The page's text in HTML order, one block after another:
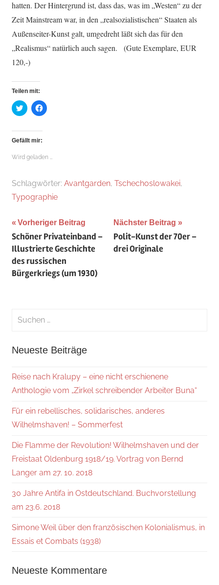
hatten. Der Hintergrund ist, dass das, was im „Westen“ zu der
Zeit Mainstream war, in den „realsozialistischen“ Staaten als
Außenseiter-Kunst galt, umgedreht läßt sich das für den
„Realismus“ natürlich auch sagen. (Gute Exemplare, EUR
120,-)
Teilen mit:
Klick,
um
zu
teilen
(Wird
neuem
Klick,
um
neuem
Gefällt mir:
Wird geladen …
Schlagwörter: Avantgarden, Tschechoslowakei,
Typographie
Beitragsnavigation
Vorheriger Beitrag
Schöner Privateinband –
Illustrierte Geschichte
des russischen
Bürgerkriegs (um 1930)
Nächster Beitrag
Polit-Kunst der 70er –
drei Originale
Suchen
Neueste Beiträge
Reise nach Kralupy – eine nicht erschienene
Anthologie vom „Zirkel schreibender Arbeiter Buna“
Für ein rebellisches, solidarisches, anderes
Wilhelmshaven! – Sommerfest
Die Flamme der Revolution! Wilhelmshaven und der
Freistaat Oldenburg 1918/19. Vortrag von Bernd
Langer am 27. 10. 2018
30 Jahre Antifa in Ostdeutschland. Buchvorstellung
am 23.6. 2018
Simone Weil über den französischen Kolonialismus, in
Essais et Combats (1938)
Neueste Kommentare